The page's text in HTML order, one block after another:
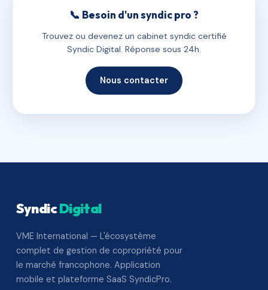
📞 Besoin d'un syndic pro ?
Trouvez ou devenez un cabinet syndic certifié
Syndic Digital. Réponse sous 24h.
Nous contacter
SyndicDigital
VME International — L'écosystème
complet de gestion de copropriété pour
le marché francophone. Application
mobile et plateforme SaaS SyndicPro.